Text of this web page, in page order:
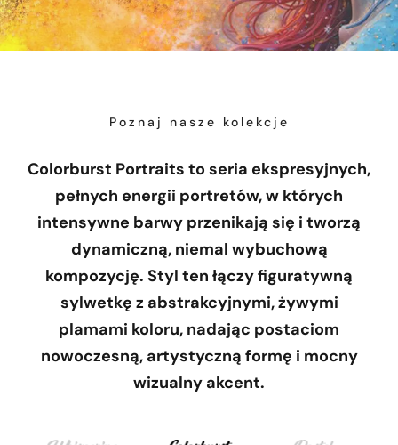
Poznaj nasze kolekcje
Colorburst Portraits to seria ekspresyjnych,
pełnych energii portretów, w których
intensywne barwy przenikają się i tworzą
dynamiczną, niemal wybuchową
kompozycję. Styl ten łączy figuratywną
sylwetkę z abstrakcyjnymi, żywymi
plamami koloru, nadając postaciom
nowoczesną, artystyczną formę i mocny
wizualny akcent.